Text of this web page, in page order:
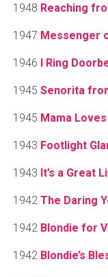
1948 Reaching
1947 Messenger
1946 I Ring
1945 Senorita
1945 Mama
1943 Footlight
1943 It’s a Great
1942 The Daring
1942 Blondie for
1942 Blondie’s